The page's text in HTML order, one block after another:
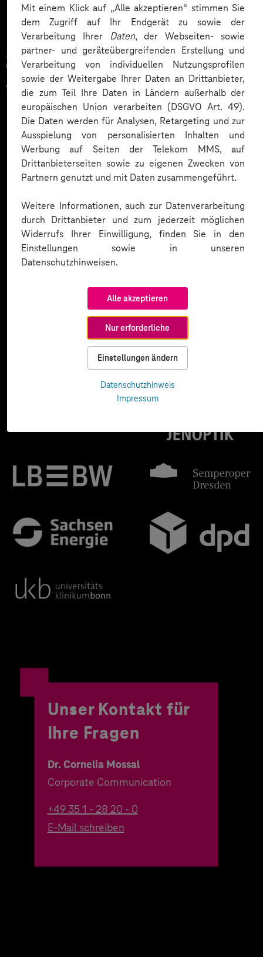
Mit einem Klick auf „Alle akzeptieren“ stimmen Sie
dem Zugriff auf Ihr Endgerät zu sowie der
Verarbeitung Ihrer Daten, der Webseiten- sowie
partner- und geräteübergreifenden Erstellung und
Verarbeitung von individuellen Nutzungsprofilen
sowie der Weitergabe Ihrer Daten an Drittanbieter,
die zum Teil Ihre Daten in Ländern außerhalb der
europäischen Union verarbeiten (DSGVO Art. 49).
Die Daten werden für Analysen, Retargeting und zur
Ausspielung von personalisierten Inhalten und
Werbung auf Seiten der Telekom MMS, auf
Drittanbieterseiten sowie zu eigenen Zwecken von
Partnern genutzt und mit Daten zusammengeführt.
Weitere Informationen, auch zur Datenverarbeitung
durch Drittanbieter und zum jederzeit möglichen
Widerrufs Ihrer Einwilligung, finden Sie in den
Einstellungen sowie in unseren
Datenschutzhinweisen.
Alle akzeptieren
Nur erforderliche
Einstellungen ändern
Datenschutzhinweis
Impressum
Zahlreiche Unternehmen
vertrauen auf unsere
Expertise. Hier eine Auswahl:
Unser Kontakt für
Ihre Fragen
Dr. Cornelia Mossal
Corporate Communication
+49 35 1 - 28 20 - 0
E-Mail schreiben